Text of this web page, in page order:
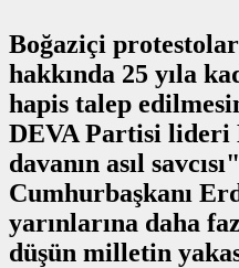
Boğaziçi
hakkında 25 yıla
hapis talep
DEVA Partisi lideri
davanın asıl
Cumhurbaşkanı
yarınlarına daha
düşün milletin